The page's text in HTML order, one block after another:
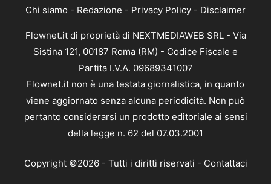
Chi siamo - Redazione - Privacy Policy - Disclaimer
Flownet.it di proprietà di NEXTMEDIAWEB SRL - Via
Sistina 121, 00187 Roma (RM) - Codice Fiscale e
Partita I.V.A. 09689341007
Flownet.it non è una testata giornalistica, in quanto
viene aggiornato senza alcuna periodicità. Non può
pertanto considerarsi un prodotto editoriale ai sensi
della legge n. 62 del 07.03.2001
Copyright ©2026 - Tutti i diritti riservati - Contattaci